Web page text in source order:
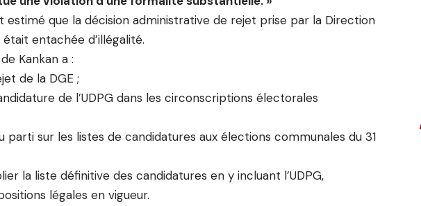
estimé que la décision administrative de rejet prise par la Direction
entachée d’illégalité.
Kankan a :
de la DGE ;
de l’UDPG dans les circonscriptions électorales
parti sur les listes de candidatures aux élections communales du 31
la liste définitive des candidatures en y incluant l’UDPG,
légales en vigueur.